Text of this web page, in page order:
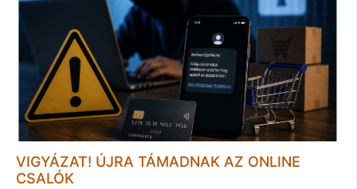
VIGYÁZAT! ÚJRA TÁMADNAK AZ ONLINE
CSALÓK